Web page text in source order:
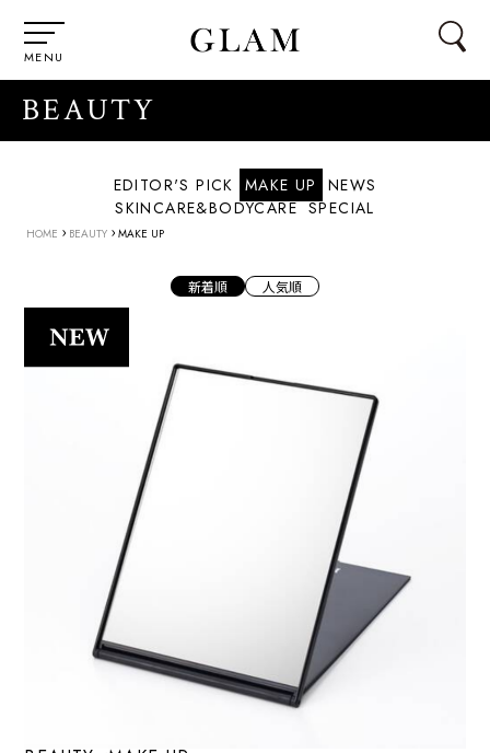
MENU
BEAUTY
EDITOR'S PICK MAKE UP
NEWS
SKINCARE&BODYCARE SPECIAL
HOME › BEAUTY › MAKE UP
新着順 人気順